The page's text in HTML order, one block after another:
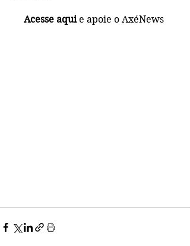
Acesse aqui e apoie o AxéNews